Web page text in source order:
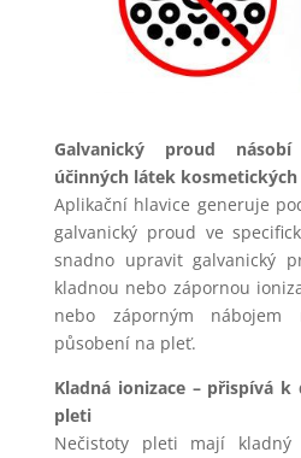
Galvanický proud
účinných látek
Aplikační hlavice generuje
galvanický proud ve
snadno upravit galvanický
kladnou nebo zápornou
nebo záporným
působení na pleť.
Kladná ionizace – přispívá
pleti
Nečistoty pleti mají kladný